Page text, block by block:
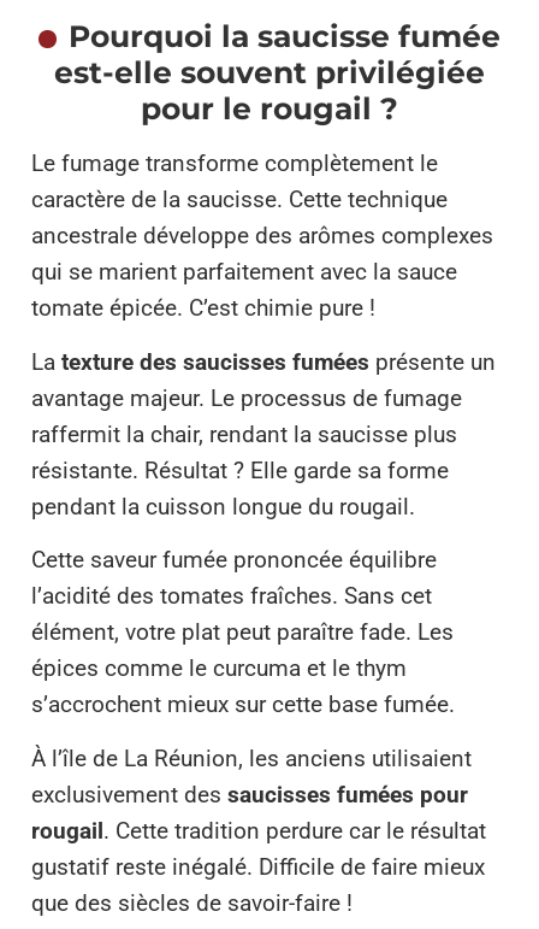
Pourquoi la saucisse fumée
est-elle souvent privilégiée
pour le rougail ?
Le fumage transforme complètement le
caractère de la saucisse. Cette technique
ancestrale développe des arômes complexes
qui se marient parfaitement avec la sauce
tomate épicée. C’est chimie pure !
La texture des saucisses fumées présente un
avantage majeur. Le processus de fumage
raffermit la chair, rendant la saucisse plus
résistante. Résultat ? Elle garde sa forme
pendant la cuisson longue du rougail.
Cette saveur fumée prononcée équilibre
l’acidité des tomates fraîches. Sans cet
élément, votre plat peut paraître fade. Les
épices comme le curcuma et le thym
s’accrochent mieux sur cette base fumée.
À l’île de La Réunion, les anciens utilisaient
exclusivement des saucisses fumées pour
rougail. Cette tradition perdure car le résultat
gustatif reste inégalé. Difficile de faire mieux
que des siècles de savoir-faire !